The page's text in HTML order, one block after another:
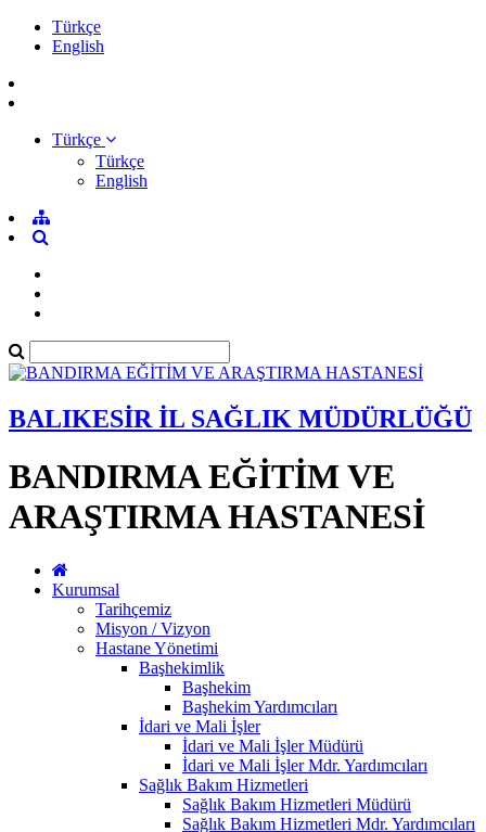
Türkçe
English
Türkçe
Türkçe
English
BALIKESİR İL SAĞLIK MÜDÜRLÜĞÜ
BANDIRMA EĞİTİM VE
ARAŞTIRMA HASTANESİ
Kurumsal
Tarihçemiz
Misyon / Vizyon
Hastane Yönetimi
Başhekimlik
Başhekim
Başhekim Yardımcıları
İdari ve Mali İşler
İdari ve Mali İşler Müdürü
İdari ve Mali İşler Mdr. Yardımcıları
Sağlık Bakım Hizmetleri
Sağlık Bakım Hizmetleri Müdürü
Sağlık Bakım Hizmetleri Mdr. Yardımcıları